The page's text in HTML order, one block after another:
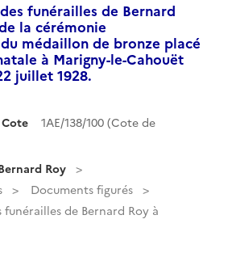
funérailles de Bernard
la cérémonie
médaillon de bronze placé
à Marigny-le-Cahouët
juillet 1928.
Cote
1AE/138/100 (Cote de
Roy
Documents figurés
de Bernard Roy à